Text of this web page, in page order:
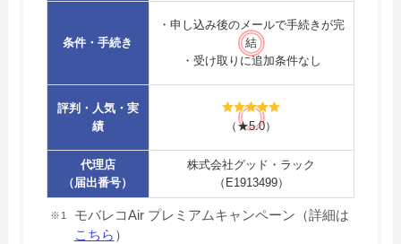
条件・手続き
・ 申し込み後のメールで手続きが完
結
・受け取りに追加条件なし
評判・人気・実
績
（★5.0）
代理店
（届出番号）
株式会社グッド・ラック
（E1913499）
モバレコAir プレミアムキャンペーン（詳細は
こちら ）